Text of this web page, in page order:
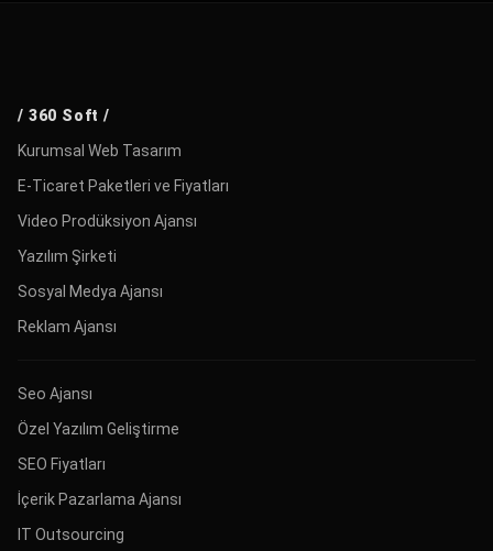
/ 360 Soft /
Kurumsal Web Tasarım
E-Ticaret Paketleri ve Fiyatları
Video Prodüksiyon Ajansı
Yazılım Şirketi
Sosyal Medya Ajansı
Reklam Ajansı
Seo Ajansı
Özel Yazılım Geliştirme
SEO Fiyatları
İçerik Pazarlama Ajansı
IT Outsourcing